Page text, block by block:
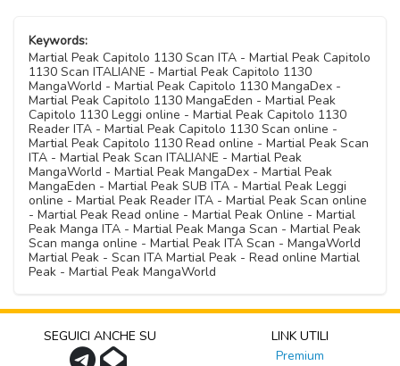
Keywords:
Martial Peak Capitolo 1130 Scan ITA - Martial Peak Capitolo
1130 Scan ITALIANE - Martial Peak Capitolo 1130
MangaWorld - Martial Peak Capitolo 1130 MangaDex -
Martial Peak Capitolo 1130 MangaEden - Martial Peak
Capitolo 1130 Leggi online - Martial Peak Capitolo 1130
Reader ITA - Martial Peak Capitolo 1130 Scan online -
Martial Peak Capitolo 1130 Read online - Martial Peak Scan
ITA - Martial Peak Scan ITALIANE - Martial Peak
MangaWorld - Martial Peak MangaDex - Martial Peak
MangaEden - Martial Peak SUB ITA - Martial Peak Leggi
online - Martial Peak Reader ITA - Martial Peak Scan online
- Martial Peak Read online - Martial Peak Online - Martial
Peak Manga ITA - Martial Peak Manga Scan - Martial Peak
Scan manga online - Martial Peak ITA Scan - MangaWorld
Martial Peak - Scan ITA Martial Peak - Read online Martial
Peak - Martial Peak MangaWorld
SEGUICI ANCHE SU
LINK UTILI
Premium